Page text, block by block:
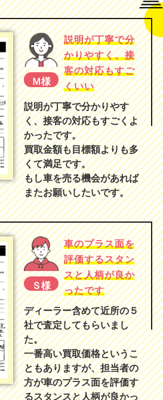
Ｍ様
説明が丁寧で分
かりやすく、接
客の対応もすご
くいい
説明が丁寧で分かりやす
く、接客の対応もすごくよ
かったです。
買取金額も目標額よりも多
くて満足です。
もし車を売る機会があれば
またお願いしたいです。
Ｓ様
車のプラス面を
評価するスタン
スと人柄が良か
ったです
ディーラー含めて近所の５
社で査定してもらいまし
た。
一番高い買取価格というこ
ともありますが、担当者の
方が車のプラス面を評価す
るスタンスと人柄が良かっ